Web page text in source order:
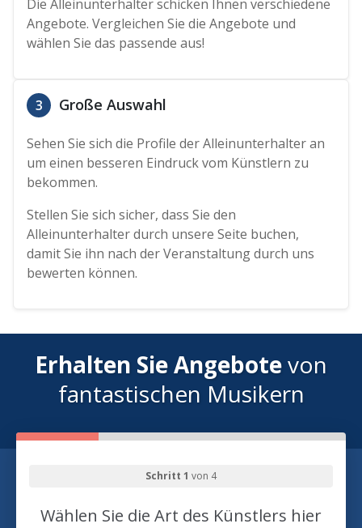
Die Alleinunterhalter schicken Ihnen verschiedene
Angebote. Vergleichen Sie die Angebote und
wählen Sie das passende aus!
3 Große Auswahl
Sehen Sie sich die Profile der Alleinunterhalter an
um einen besseren Eindruck vom Künstlern zu
bekommen.
Stellen Sie sich sicher, dass Sie den
Alleinunterhalter durch unsere Seite buchen,
damit Sie ihn nach der Veranstaltung durch uns
bewerten können.
Erhalten Sie Angebotevon
fantastischen Musikern
Schritt 1 von 4
Wählen Sie die Art des Künstlers hier